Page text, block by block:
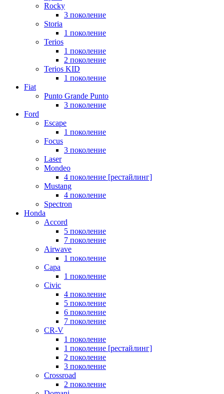
Rocky
3 поколение
Storia
1 поколение
Terios
1 поколение
2 поколение
Terios KID
1 поколение
Fiat
Punto Grande Punto
3 поколение
Ford
Escape
1 поколение
Focus
3 поколение
Laser
Mondeo
4 поколение [рестайлинг]
Mustang
4 поколение
Spectron
Honda
Accord
5 поколение
7 поколение
Airwave
1 поколение
Capa
1 поколение
Civic
4 поколение
5 поколение
6 поколение
7 поколение
CR-V
1 поколение
1 поколение [рестайлинг]
2 поколение
3 поколение
Crossroad
2 поколение